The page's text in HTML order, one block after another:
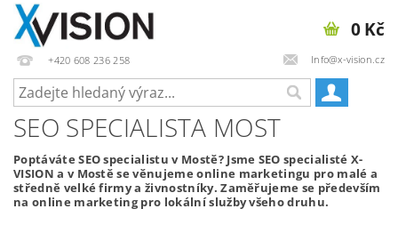
+420 608 236 258 Info@x-vision.cz
0 Kč
SEO SPECIALISTA MOST
Poptáváte SEO specialistu v Mostě? Jsme SEO specialisté X-
VISION a v Mostě se věnujeme online marketingu pro malé a
středně velké firmy a živnostníky. Zaměřujeme se především
na online marketing pro lokální služby všeho druhu.